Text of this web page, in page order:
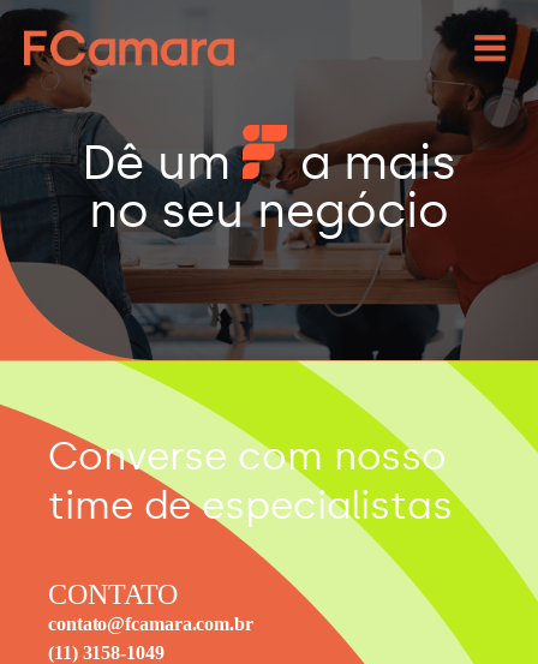
Dê um
a mais
no seu negócio
Converse com nosso
time de especialistas
CONTATO
contato@fcamara.com.br
(11) 3158-1049